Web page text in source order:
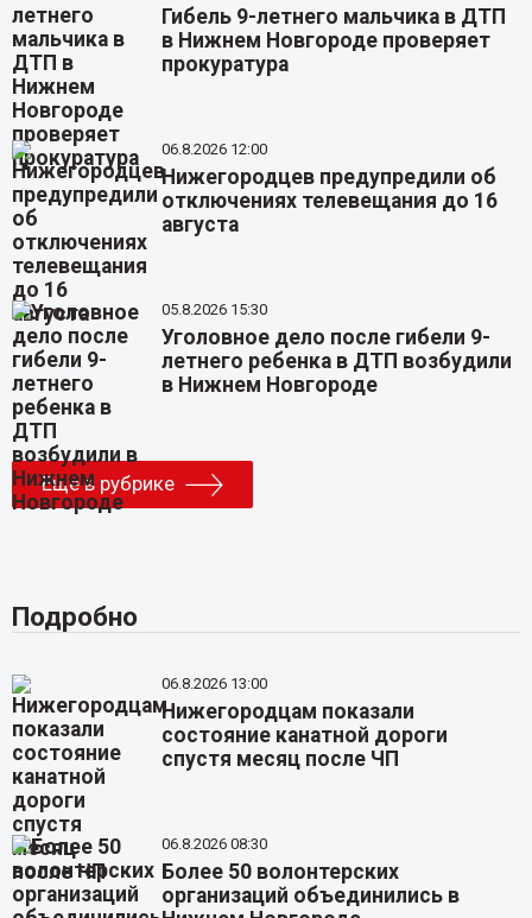
Гибель 9-летнего мальчика в ДТП
в Нижнем Новгороде проверяет
прокуратура
06.8.2026 12:00
Нижегородцев предупредили об
отключениях телевещания до 16
августа
05.8.2026 15:30
Уголовное дело после гибели 9-
летнего ребенка в ДТП возбудили
в Нижнем Новгороде
Еще в рубрике
Подробно
06.8.2026 13:00
Нижегородцам показали
состояние канатной дороги
спустя месяц после ЧП
06.8.2026 08:30
Более 50 волонтерских
организаций объединились в